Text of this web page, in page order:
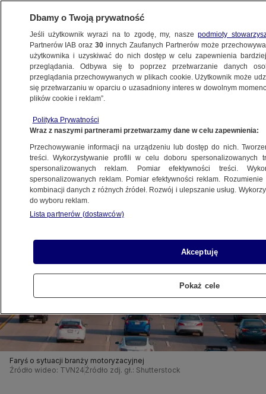
BIZNES
MOTO
Mocne uderzenie
8.05.2025, 10:41
Udostępnij
Faryś o sytuacji branży motoryzacyjnej
Źródło wideo: TVN24 Źródło zdj. gł.: Shutterstock
Dbamy o Twoją prywatność
Jeśli użytkownik wyrazi na to zgodę, my, naszepodmioty
Partnerów IAB oraz30 innych Zaufanych Partnerów może
użytkownika i uzyskiwać do nich dostęp w celu zapewnienia
przeglądania. Odbywa się to poprzez przetwarzanie danych
przeglądania przechowywanych w plikach cookie. Użytkownik może
się przetwarzaniu w oparciu o uzasadniony interes w dowolnym
plików cookie i reklam”.
Polityka Prywatności
Wraz z naszymi partnerami przetwarzamy dane w celu zapewnienia:
Przechowywanie informacji na urządzeniu lub dostęp do nich.
treści. Wykorzystywanie profili w celu doboru spersonalizowanych
spersonalizowanych reklam. Pomiar efektywności treści.
spersonalizowanych reklam. Pomiar efektywności reklam.
kombinacji danych z różnych źródeł. Rozwój i ulepszanie usług.
do wyboru reklam.
Lista partnerów (dostawców)
Akceptuję
Pokaż cele